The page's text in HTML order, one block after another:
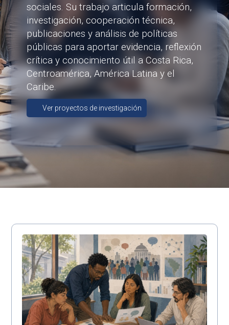
sociales. Su trabajo articula formación,
investigación, cooperación técnica,
publicaciones y análisis de políticas
públicas para aportar evidencia, reflexión
crítica y conocimiento útil a Costa Rica,
Centroamérica, América Latina y el
Caribe.
Ver proyectos de investigación